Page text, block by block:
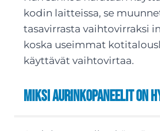
kodin laitteissa, se
tasavirrasta vaihtovirraksi
koska useimmat
käyttävät vaihtovirtaa.
Miksi aurinkopaneelit on